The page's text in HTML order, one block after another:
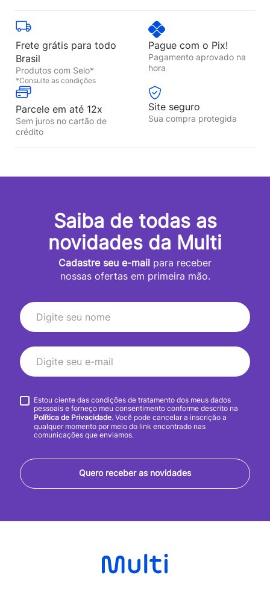
Frete grátis para todo
Brasil
Produtos com Selo*
*Consulte as condições
Pague com o Pix!
Pagamento aprovado na
hora
Parcele em até 12x
Sem juros no cartão de
crédito
Site seguro
Sua compra protegida
Saiba de todas as
novidades da Multi
Cadastre seu e-mail para receber
nossas ofertas em primeira mão.
Quero receber as novidades
Estou ciente das condições de tratamento dos meus dados
pessoais e forneço meu consentimento conforme descrito na
Política de Privacidade. Você pode cancelar a inscrição a
qualquer momento por meio do link encontrado nas
comunicações que enviamos.